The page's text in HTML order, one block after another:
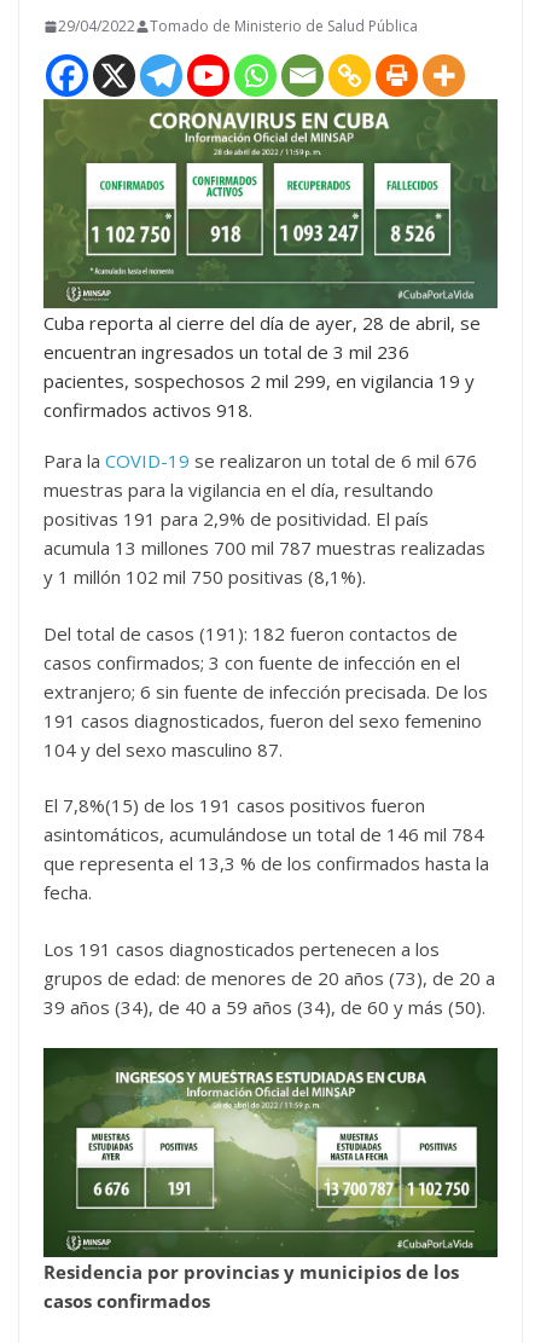
29/04/2022 Tomado de Ministerio de Salud Pública
Cuba reporta al cierre del día de ayer, 28 de abril, se
encuentran ingresados un total de 3 mil 236
pacientes, sospechosos 2 mil 299, en vigilancia 19 y
confirmados activos 918.
Para la COVID-19 se realizaron un total de 6 mil 676
muestras para la vigilancia en el día, resultando
positivas 191 para 2,9% de positividad. El país
acumula 13 millones 700 mil 787 muestras realizadas
y 1 millón 102 mil 750 positivas (8,1%).
Del total de casos (191): 182 fueron contactos de
casos confirmados; 3 con fuente de infección en el
extranjero; 6 sin fuente de infección precisada. De los
191 casos diagnosticados, fueron del sexo femenino
104 y del sexo masculino 87.
El 7,8%(15) de los 191 casos positivos fueron
asintomáticos, acumulándose un total de 146 mil 784
que representa el 13,3 % de los confirmados hasta la
fecha.
Los 191 casos diagnosticados pertenecen a los
grupos de edad: de menores de 20 años (73), de 20 a
39 años (34), de 40 a 59 años (34), de 60 y más (50).
Residencia por provincias y municipios de los
casos confirmados